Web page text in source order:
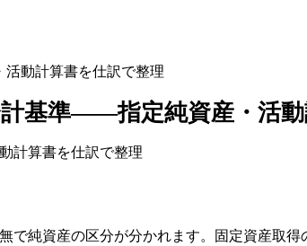
動計算書を仕訳で整理
基準——指定純資産・活
純資産の区分が分かれます。固定資産取